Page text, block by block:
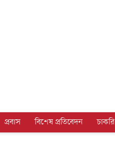
প্রবাস বিশেষ প্রতিবেদন চাকরি